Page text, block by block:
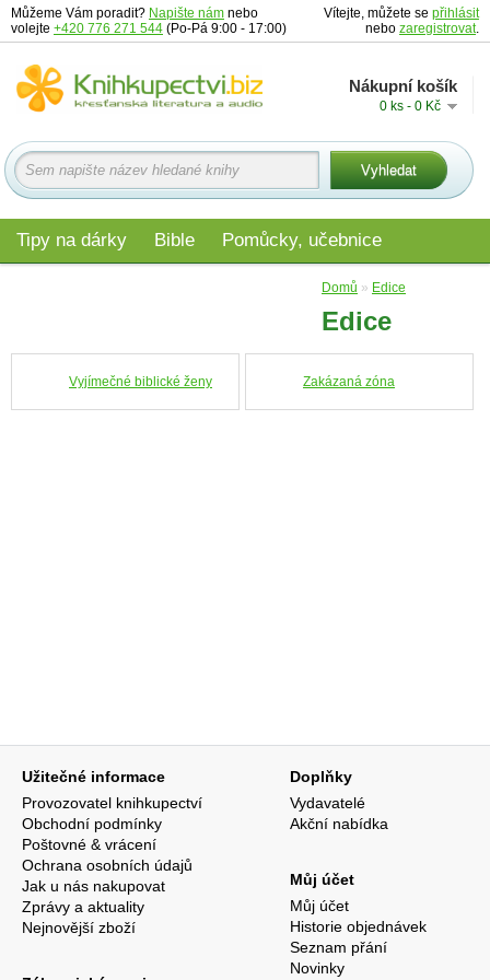
Můžeme Vám poradit? Napište nám nebo
volejte +420 776 271 544 (Po-Pá 9:00 - 17:00)
Vítejte, můžete se přihlásit
nebo zaregistrovat.
Nákupní košík
0 ks - 0 Kč
Tipy na dárky Bible Pomůcky, učebnice
Domů » Edice
Edice
Vyjímečné biblické ženy Zakázaná zóna
Užitečné informace
Provozovatel knihkupectví
Obchodní podmínky
Poštovné & vrácení
Ochrana osobních údajů
Jak u nás nakupovat
Zprávy a aktuality
Nejnovější zboží
Doplňky
Vydavatelé
Akční nabídka
Můj účet
Můj účet
Historie objednávek
Seznam přání
Novinky